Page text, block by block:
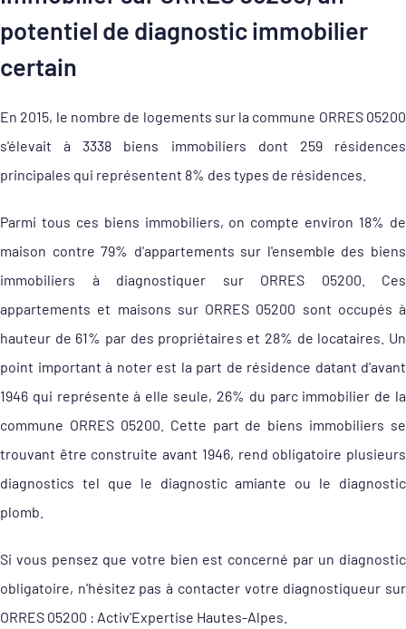
potentiel de diagnostic immobilier
certain
En 2015, le nombre de logements sur la commune ORRES 05200
s'élevait à 3338 biens immobiliers dont 259 résidences
principales qui représentent 8% des types de résidences.
Parmi tous ces biens immobiliers, on compte environ 18% de
maison contre 79% d'appartements sur l'ensemble des biens
immobiliers à diagnostiquer sur ORRES 05200. Ces
appartements et maisons sur ORRES 05200 sont occupés à
hauteur de 61% par des propriétaires et 28% de locataires. Un
point important à noter est la part de résidence datant d'avant
1946 qui représente à elle seule, 26% du parc immobilier de la
commune ORRES 05200. Cette part de biens immobiliers se
trouvant être construite avant 1946, rend obligatoire plusieurs
diagnostics tel que le diagnostic amiante ou le diagnostic
plomb.
Si vous pensez que votre bien est concerné par un diagnostic
obligatoire, n'hésitez pas à contacter votre diagnostiqueur sur
ORRES 05200 : Activ'Expertise Hautes-Alpes.